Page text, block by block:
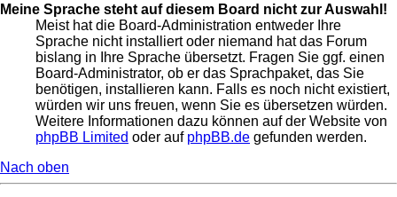
Meine Sprache steht auf diesem Board nicht zur Auswahl!
Meist hat die Board-Administration entweder Ihre
Sprache nicht installiert oder niemand hat das Forum
bislang in Ihre Sprache übersetzt. Fragen Sie ggf. einen
Board-Administrator, ob er das Sprachpaket, das Sie
benötigen, installieren kann. Falls es noch nicht existiert,
würden wir uns freuen, wenn Sie es übersetzen würden.
Weitere Informationen dazu können auf der Website von
phpBB Limited oder auf phpBB.de gefunden werden.
Nach oben